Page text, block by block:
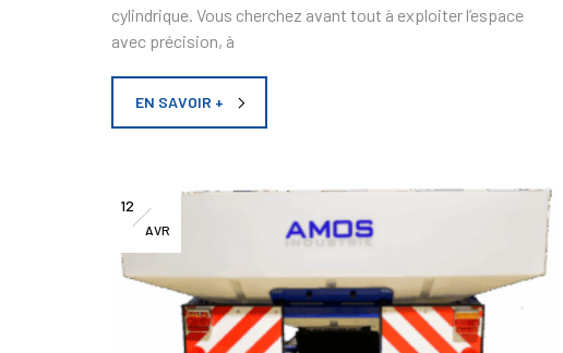
cylindrique. Vous cherchez avant tout à exploiter l’espace
avec précision, à
EN SAVOIR +
12
AVR